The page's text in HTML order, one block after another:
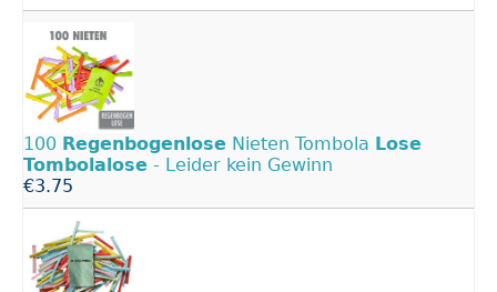
100 Regenbogenlose Nieten Tombola Lose
Tombolalose - Leider kein Gewinn
€3.75